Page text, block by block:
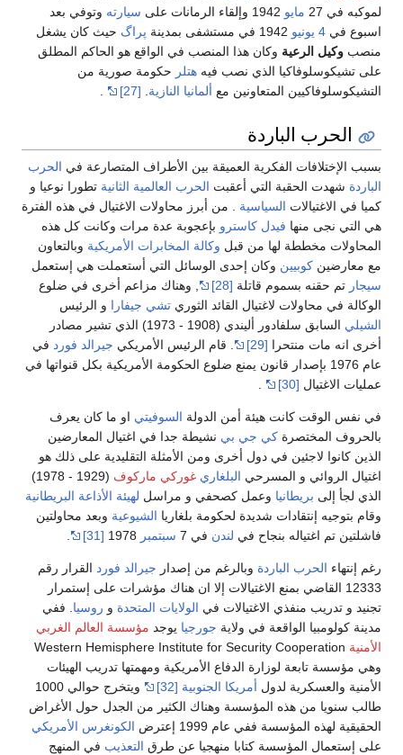
لموكبه في 27
مايو سيارته وتوفي بعد
اسبوع في 4 يونيو پراگ حيث كان يشغل
منصب وكيل الرعية وكان هذا المنصب في الواقع هو الحاكم المطلق
على تشيكوسلوفاكيا الذي نصب فيه هتلر حكومة صورية من
التشيكوسلوفاكيين المتعاونين مع ألمانيا النازية [27]
الحرب الباردة
بسبب الإختلافات الفكرية العميقة بين الأطراف المتصارعة في الحرب
الباردة شهدت الحقبة التي أعقبت الحرب العالمية الثانية تطورا نوعيا و
كميا في الاغتيالات السياسية . من أبرز محاولات الاغتيال في هذه الفترة
هي التي نجى منها فيدل كاسترو بإعجوبة عدة مرات وكانت كل هذه
المحاولات مخططة لها من قبل وكالة المخابرات الأمريكية وبالتعاون
مع معارضين كوبيين وكان إحدى الوسائل التي أستعملت هي إستعمل
سيجار تم حقنه بسموم قاتلة [28]
, وهناك مزاعم أخرى في ضلوع
الوكالة في محاولات لاغتيال القائد الثوري تشي جيفارا و الرئيس
الشيلي
السابق سلفادور أليندي (1908 - 1973) الذي تشير مصادر
أخرى انه مات منتحرا [29] . قام الرئيس الأمريكي جيرالد فورد في
عام 1976 بإصدار قانون يمنع ضلوع الحكومة الأمريكية بكل قنواتها في
عمليات الاغتيال [30]
.
في نفس الوقت كانت هيئة أمن الدولة السوفيتي او ما كان يعرف
بالحروف المختصرة كي جي بي نشيطة جدا في اغتيال المعارضين
الذين كانوا لاجئين في دول أخرى ومن الأمثلة التقليدية على ذلك هو
اغتيال الروائي و المسرحي البلغاري غوركي ماركوف
(1929 - 1978)
الذي لجأ إلى بريطانيا وعمل كصحفي و مراسل لهيئة الأذاعة البريطانية
وقام بتوجيه إنتقادات شديدة لحكومة بلغاريا الشيوعية وبعد محاولتين
فاشلتين تم اغتياله بنجاح في لندن في 7 سبتمبر [31]
.
رغم إنتهاء الحرب الباردة وبالرغم من إصدار جيرالد فورد القرار رقم
12333 القاضي بمنع الاغتيالات إلا ان هناك مؤشرات على إستمرار
تجنيد و تدريب منفذي الاغتيالات في الولايات المتحدة و روسيا. ففي
مدينة كولومبيا الواقعة في ولاية جورجيا يوجد مؤسسة العالم الغربي
الأمنية Western Hemisphere Institute for Security Cooperation
وهي مؤسسة تابعة لوزارة الدفاع الأمريكية ومهمتها تدريب الهيئات
الأمنية والعسكرية لدول أمريكا الجنوبية [32]
ويتخرج حوالي 1000
طالب سنويا من هذه المؤسسة وهناك الكثير من الجدل حول الأغراض
الحقيقية لهذه المؤسسة ففي عام 1999 إعترض
الكونغرس الأمريكي
على إستعمال المؤسسة كتابا منهجيا عن طرق التعذيب في المنهج